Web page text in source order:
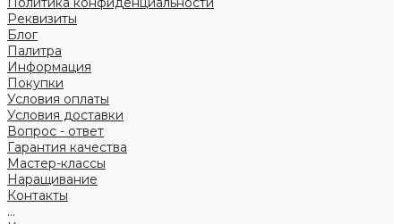
Реквизиты
Блог
Палитра
Информация
Покупки
Условия оплаты
Условия доставки
Вопрос - ответ
Гарантия качества
Мастер-классы
Наращивание
Контакты
...